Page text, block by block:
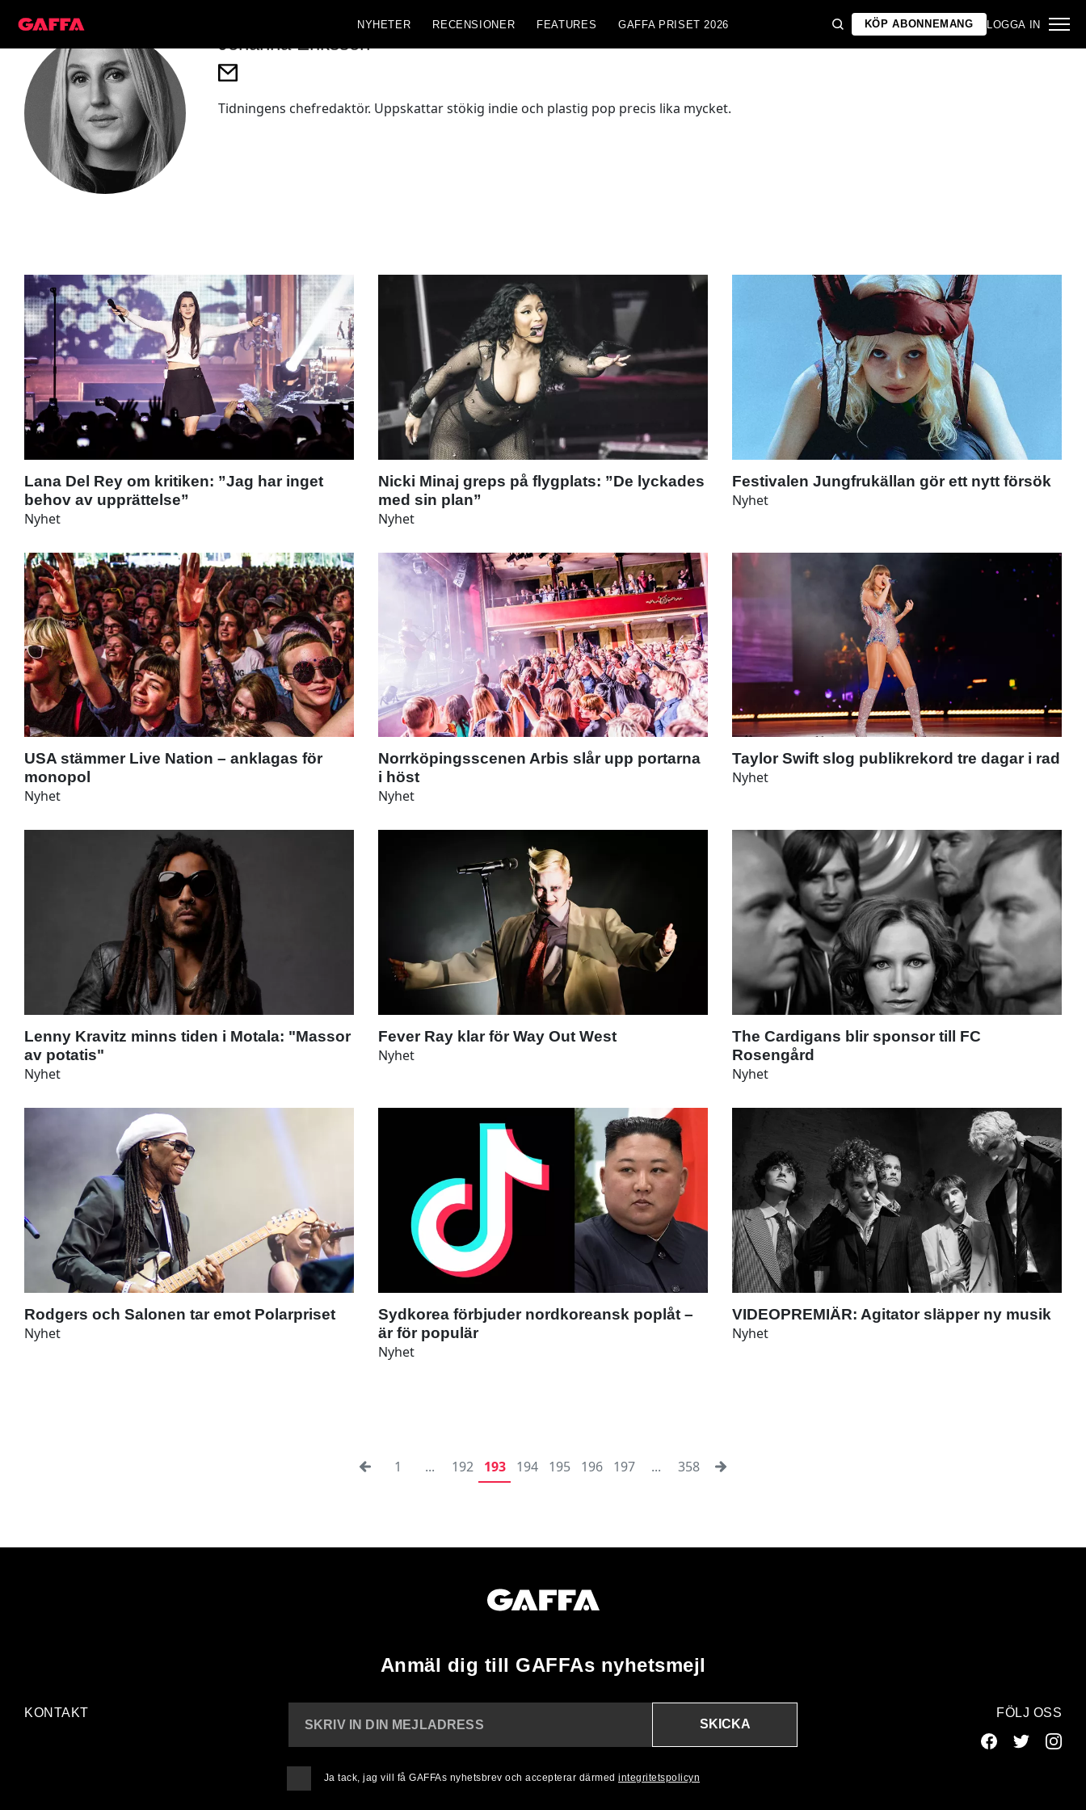
NYHETER RECENSIONER FEATURES GAFFA PRISET 2026 KÖP ABONNEMANG LOGGA IN
Johanna Eriksson
Tidningens chefredaktör. Uppskattar stökig indie och plastig pop precis lika mycket.
Lana Del Rey om kritiken: ”Jag har inget
behov av upprättelse”
Nyhet
Nicki Minaj greps på flygplats: ”De lyckades
med sin plan”
Nyhet
Festivalen Jungfrukällan gör ett nytt försök
Nyhet
USA stämmer Live Nation – anklagas för
monopol
Nyhet
Norrköpingsscenen Arbis slår upp portarna
i höst
Nyhet
Taylor Swift slog publikrekord tre dagar i rad
Nyhet
Lenny Kravitz minns tiden i Motala: "Massor
av potatis"
Nyhet
Fever Ray klar för Way Out West
Nyhet
The Cardigans blir sponsor till FC
Rosengård
Nyhet
Rodgers och Salonen tar emot Polarpriset
Nyhet
Sydkorea förbjuder nordkoreansk poplåt –
är för populär
Nyhet
VIDEOPREMIÄR: Agitator släpper ny musik
Nyhet
1 ... 192 193 194 195 196 197 ... 358
Anmäl dig till GAFFAs nyhetsmejl
KONTAKT
SKRIV IN DIN MEJLADRESS
SKICKA
Ja tack, jag vill få GAFFAs nyhetsbrev och accepterar därmed integritetspolicyn
FÖLJ OSS